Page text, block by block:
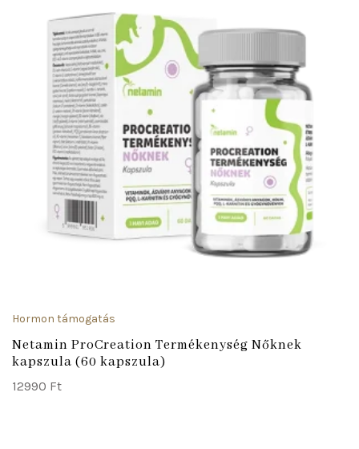
Hormon támogatás
Netamin ProCreation Termékenység Nőknek
kapszula (60 kapszula)
12990 Ft